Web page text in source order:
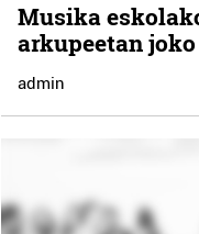
Musika
arkupeetan joko
admin